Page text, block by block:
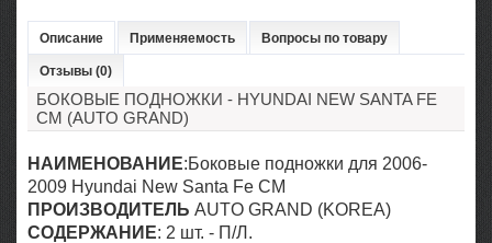
Описание Применяемость Вопросы по товару
Отзывы (0)
БОКОВЫЕ ПОДНОЖКИ - HYUNDAI NEW SANTA FE
CM (AUTO GRAND)
НАИМЕНОВАНИЕ:Боковые подножки для 2006-
2009 Hyundai New Santa Fe CM
ПРОИЗВОДИТЕЛЬ AUTO GRAND (KOREA)
СОДЕРЖАНИЕ: 2 шт. - П/Л.